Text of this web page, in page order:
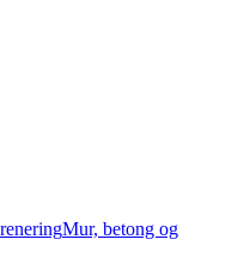
Mur, betong og